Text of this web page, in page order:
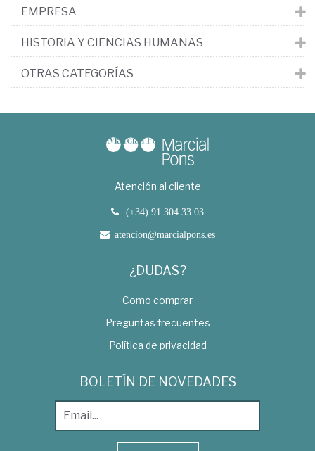
EMPRESA
HISTORIA Y CIENCIAS HUMANAS
OTRAS CATEGORÍAS
Atención al cliente
(+34) 91 304 33 03
atencion@marcialpons.es
¿DUDAS?
Como comprar
Preguntas frecuentes
Política de privacidad
BOLETÍN DE NOVEDADES